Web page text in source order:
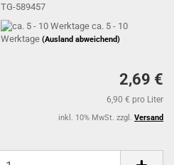
TG-589457
ca. 5 - 10
Werktage(Ausland abweichend)
2,69 €
6,90 € pro Liter
inkl. 10% MwSt. zzgl. Versand